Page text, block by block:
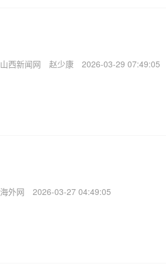
山西新闻网 赵少康 2026-03-29 07:49:05
海外网 2026-03-27 04:49:05